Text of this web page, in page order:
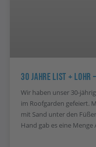
30 Jahre List + Lohr
Wir haben unser 30-
im Roofgarden gefeiert.
mit Sand unter den
Hand gab es eine